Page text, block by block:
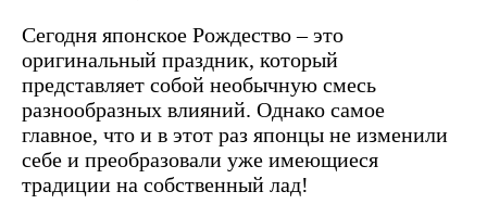
Сегодня японское Рождество – это
оригинальный праздник, который
представляет собой необычную смесь
разнообразных влияний. Однако самое
главное, что и в этот раз японцы не изменили
себе и преобразовали уже имеющиеся
традиции на собственный лад!